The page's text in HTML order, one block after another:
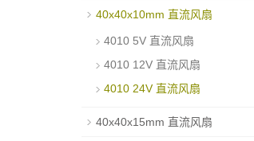
40x40x10mm 直流风扇
4010 5V 直流风扇
4010 12V 直流风扇
4010 24V 直流风扇
40x40x15mm 直流风扇